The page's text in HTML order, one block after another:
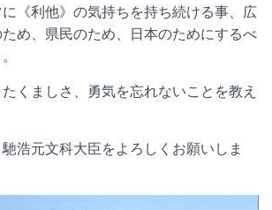
《利他》の気持ちを持ち続ける事、広
め、県民のため、日本のためにするべ
くましさ、勇気を忘れないことを教え
浩元文科大臣をよろしくお願いしま